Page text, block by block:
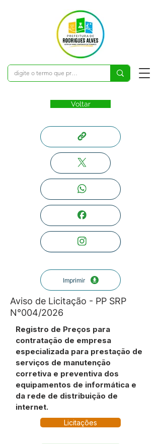
Voltar
Imprimir
Aviso de Licitação - PP SRP
N°004/2026
Registro de Preços para
contratação de empresa
especializada para prestação de
serviços de manutenção
corretiva e preventiva dos
equipamentos de informática e
da rede de distribuição de
internet.
Licitações